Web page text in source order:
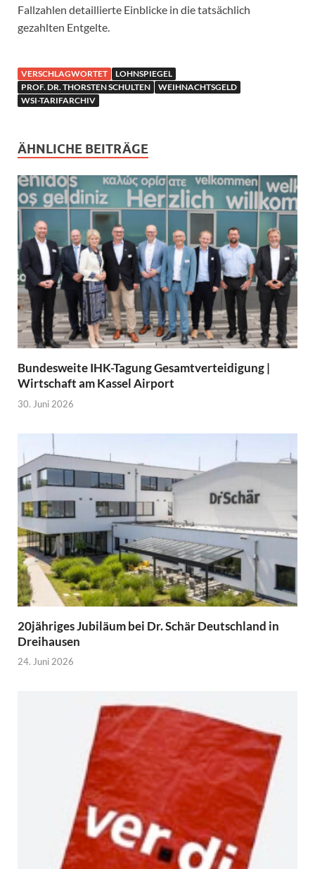
Fallzahlen detaillierte Einblicke in die tatsächlich
gezahlten Entgelte.
VERSCHLAGWORTET
LOHNSPIEGEL
PROF. DR. THORSTEN SCHULTEN
WEIHNACHTSGELD
WSI-TARIFARCHIV
ÄHNLICHE BEITRÄGE
Bundesweite IHK-Tagung Gesamtverteidigung |
Wirtschaft am Kassel Airport
30. Juni 2026
20jähriges Jubiläum bei Dr. Schär Deutschland in
Dreihausen
24. Juni 2026